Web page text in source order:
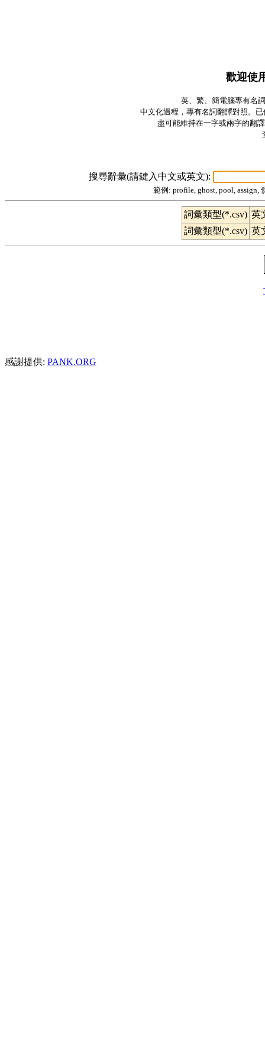
歡迎使
英、繁、簡電腦專有名
中文化過程，專有名詞翻譯對照。
盡可能維持在一字或兩字的翻
搜尋辭彙(請鍵入中文或英文):
範例: profile, ghost, pool, assign,
詞彙類型(*.csv) 英
詞彙類型(*.csv) 英
感謝提供: PANK.ORG